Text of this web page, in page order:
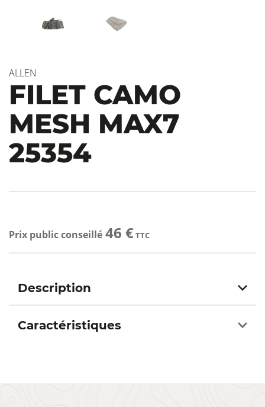
ALLEN
FILET CAMO
MESH MAX7
25354
Prix public conseillé 46 €TTC
Description
Caractéristiques